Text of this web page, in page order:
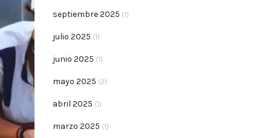
septiembre 2025 (1)
julio 2025 (1)
junio 2025 (1)
mayo 2025 (2)
abril 2025 (1)
marzo 2025 (1)